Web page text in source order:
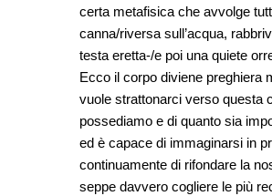
certa metafisica che avvolge
canna/riversa sull’acqua,
testa eretta-/e poi una quiete
Ecco il corpo diviene preghiera
vuole strattonarci verso questa
possediamo e di quanto sia
ed è capace di immaginarsi in
continuamente di rifondare la
seppe davvero cogliere le più